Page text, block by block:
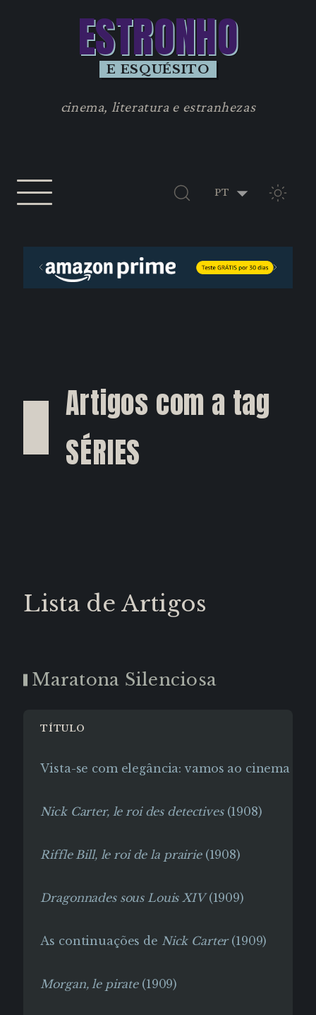
ESTRONHO
E ESQUÉSITO
cinema, literatura e estranhezas
TEMA
Artigos com a tag
SÉRIES
Lista de Artigos
Maratona Silenciosa
TÍTULO
Vista-se com elegância: vamos ao cinema
Nick Carter, le roi des detectives(1908)
Riffle Bill, le roi de la prairie(1908)
Dragonnades sous Louis XIV(1909)
As continuações de Nick Carter(1909)
Morgan, le pirate(1909)